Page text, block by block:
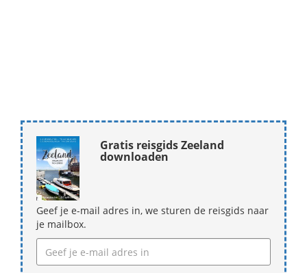
Gratis reisgids Zeeland
downloaden
Geef je e-mail adres in, we sturen de reisgids naar
je mailbox.